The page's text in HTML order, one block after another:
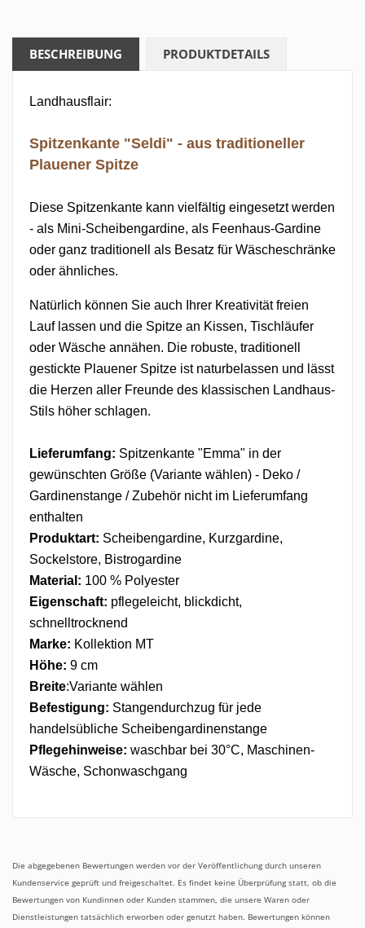
BESCHREIBUNG PRODUKTDETAILS
Landhausflair:
Spitzenkante "Seldi" - aus traditioneller
Plauener Spitze
Diese Spitzenkante kann vielfältig eingesetzt werden
- als Mini-Scheibengardine, als Feenhaus-Gardine
oder ganz traditionell als Besatz für Wäscheschränke
oder ähnliches.
Natürlich können Sie auch Ihrer Kreativität freien
Lauf lassen und die Spitze an Kissen, Tischläufer
oder Wäsche annähen. Die robuste, traditionell
gestickte Plauener Spitze ist naturbelassen und lässt
die Herzen aller Freunde des klassischen Landhaus-
Stils höher schlagen.
Lieferumfang: Spitzenkante "Emma" in der
gewünschten Größe (Variante wählen) - Deko /
Gardinenstange / Zubehör nicht im Lieferumfang
enthalten
Produktart: Scheibengardine, Kurzgardine,
Sockelstore, Bistrogardine
Material: 100 % Polyester
Eigenschaft: pflegeleicht, blickdicht,
schnelltrocknend
Marke: Kollektion MT
Höhe: 9 cm
Breite:Variante wählen
Befestigung: Stangendurchzug für jede
handelsübliche Scheibengardinenstange
Pflegehinweise: waschbar bei 30°C, Maschinen-
Wäsche, Schonwaschgang
Die abgegebenen Bewertungen werden vor der Veröffentlichung durch unseren
Kundenservice geprüft und freigeschaltet. Es findet keine Überprüfung statt, ob die
Bewertungen von Kundinnen oder Kunden stammen, die unsere Waren oder
Dienstleistungen tatsächlich erworben oder genutzt haben. Bewertungen können